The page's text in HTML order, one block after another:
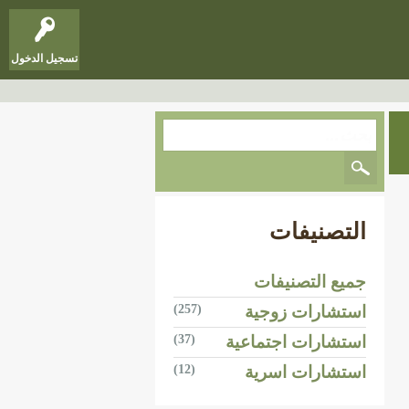
تسجيل الدخول
التصنيفات
جميع التصنيفات
استشارات زوجية
(257)
استشارات اجتماعية (37)
استشارات اسرية (12)